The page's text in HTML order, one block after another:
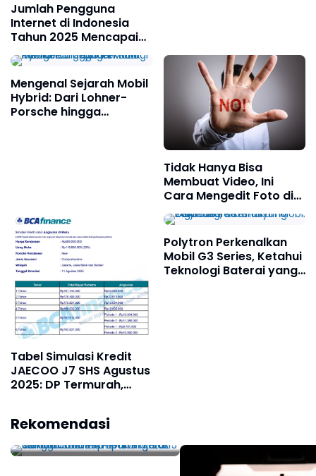
Jumlah Pengguna
Internet di Indonesia
Tahun 2025 Mencapai
229,4 Juta
Mengenal Sejarah Mobil
Hybrid: Dari Lohner-
Porsche hingga
Tidak Hanya Bisa
Membuat Video, Ini
Cara Mengedit Foto di
Lengkap dengan Fitur-
fiturnya
Tabel Simulasi Kredit
JAECOO J7 SHS Agustus
2025: DP Termurah,
Polytron Perkenalkan
Mobil G3 Series, Ketahui
Teknologi Baterai yang
Rekomendasi
Pembelajaran Mendalam
Tunggal dan Campuran